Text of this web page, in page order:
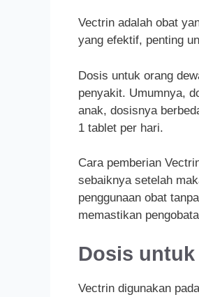
Vectrin adalah obat
yang efektif, penting
Dosis untuk orang
penyakit. Umumnya,
anak, dosisnya
1 tablet per hari.
Cara pemberian
sebaiknya setelah
penggunaan obat
memastikan
Dosis untuk
Vectrin digunakan